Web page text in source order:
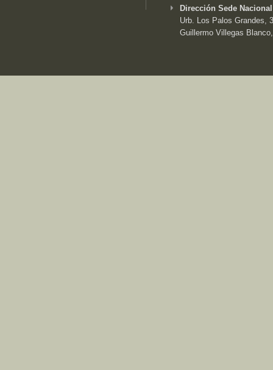
Dirección Sede
Urb. Los Palos Grandes,
Guillermo Villegas